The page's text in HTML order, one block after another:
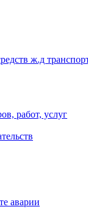
ж.д
работ, услуг
аварии